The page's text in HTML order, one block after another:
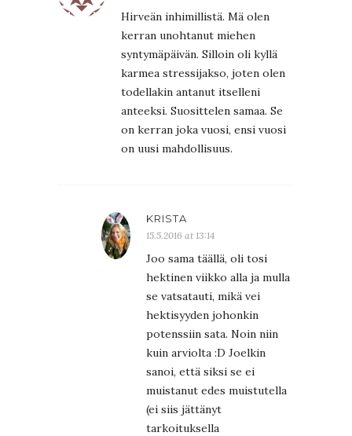
Hirveän inhimillistä. Mä olen
kerran unohtanut miehen
syntymäpäivän. Silloin oli kyllä
karmea stressijakso, joten olen
todellakin antanut itselleni
anteeksi. Suosittelen samaa. Se
on kerran joka vuosi, ensi vuosi
on uusi mahdollisuus.
KRISTA
15.5.2016 at 13:14
Joo sama täällä, oli tosi
hektinen viikko alla ja mulla
se vatsatauti, mikä vei
hektisyyden johonkin
potenssiin sata. Noin niin
kuin arviolta :D Joelkin
sanoi, että siksi se ei
muistanut edes muistutella
(ei siis jättänyt
tarkoituksella